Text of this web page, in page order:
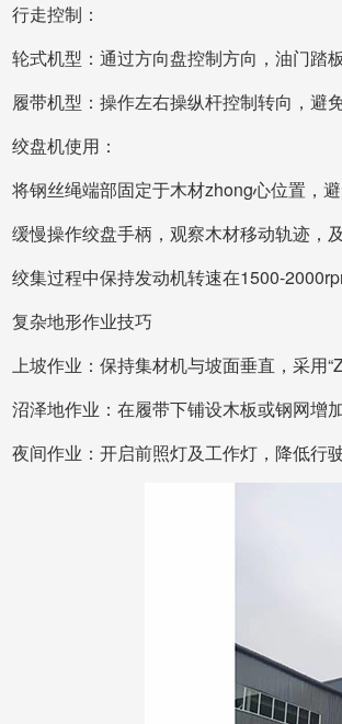
行走控制：
轮式机型：通过方向盘控制方向，油门踏
履带机型：操作左右操纵杆控制转向，避
绞盘机使用：
将钢丝绳端部固定于木材zhong心位置，避
缓慢操作绞盘手柄，观察木材移动轨迹，
绞集过程中保持发动机转速在1500-
复杂地形作业技巧
上坡作业：保持集材机与坡面垂直，采用
沼泽地作业：在履带下铺设木板或钢网增
夜间作业：开启前照灯及工作灯，降低行